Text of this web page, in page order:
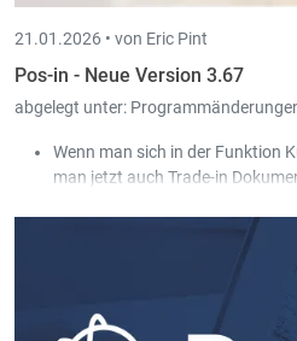
21.01.2026 • von Eric Pint
Pos-in - Neue Version 3.67
abgelegt unter:
Wenn man sich in der Funktion
man jetzt auch Trade-in
Wenn beim Zahlen eines Trade-
Rückgabegutschein erstellt wird
wird die Nummer des
Beim Anlegen eines